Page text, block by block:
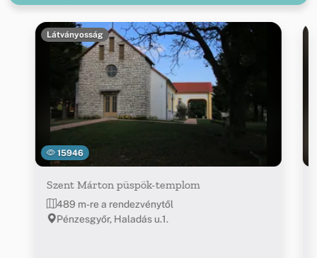
15946
Látványosság
Szent Márton püspök-templom
489 m-re a rendezvénytől
Pénzesgyőr, Haladás u.1.